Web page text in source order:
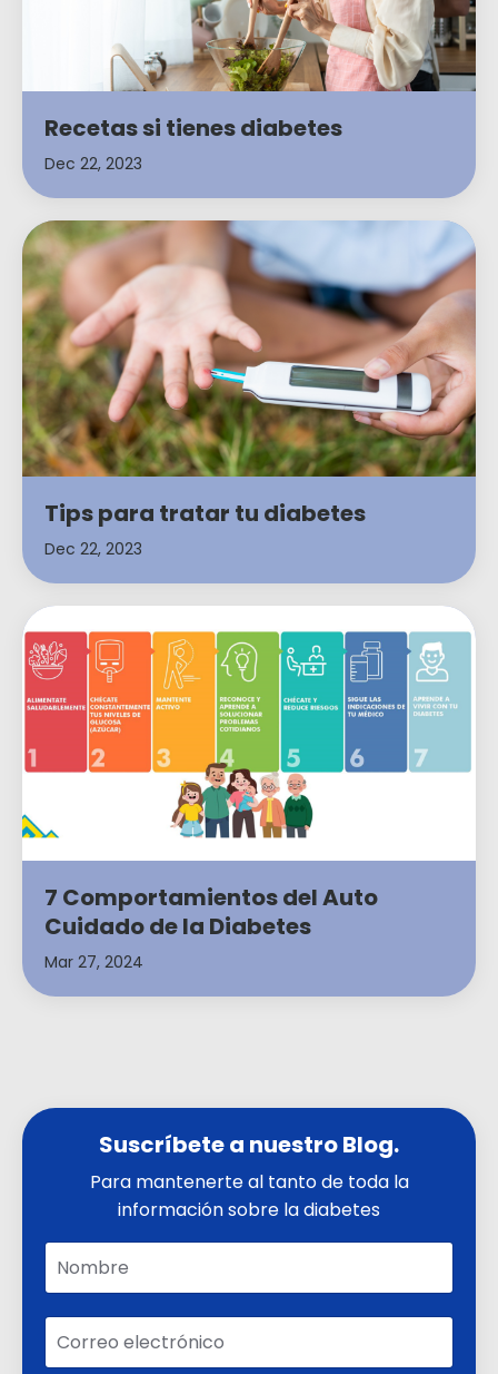
Recetas si tienes diabetes
Dec 22, 2023
Tips para tratar tu diabetes
Dec 22, 2023
7 Comportamientos del Auto
Cuidado de la Diabetes
Mar 27, 2024
Suscríbete a nuestro Blog.
Para mantenerte al tanto de toda la
información sobre la diabetes